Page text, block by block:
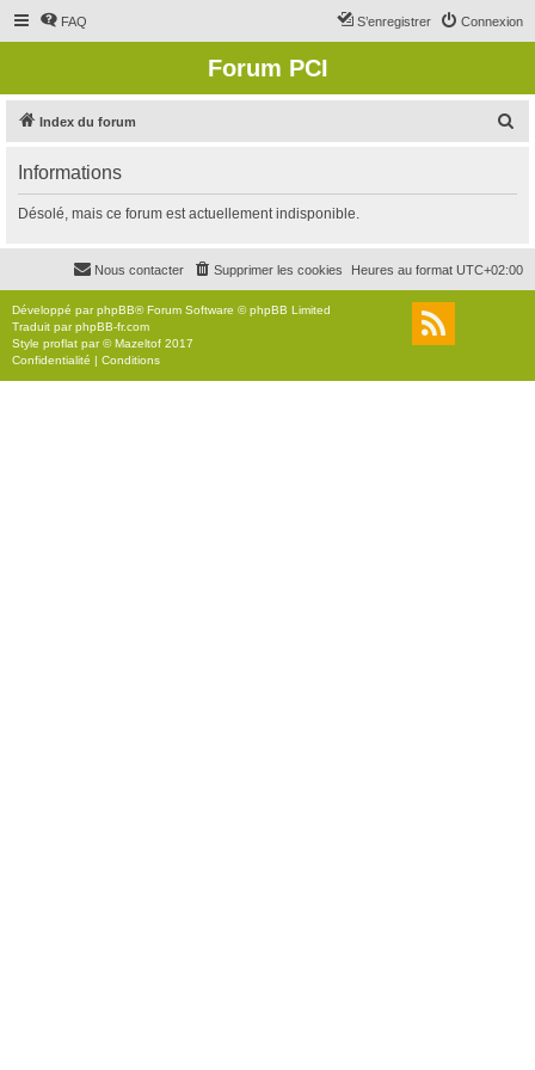
FAQ Connexion
S’enregistrer
Forum PCI
Index du forum
r
c
r
Informations
Désolé, mais ce forum est actuellement indisponible.
Heures au format UTC+02:00
Supprimer les cookies
Nous contacter
Développé parphpBB® Forum Software © phpBB Limited
Traduit parphpBB-fr.com
Style proflat par ©Mazeltof 2017
Confidentialité | Conditions